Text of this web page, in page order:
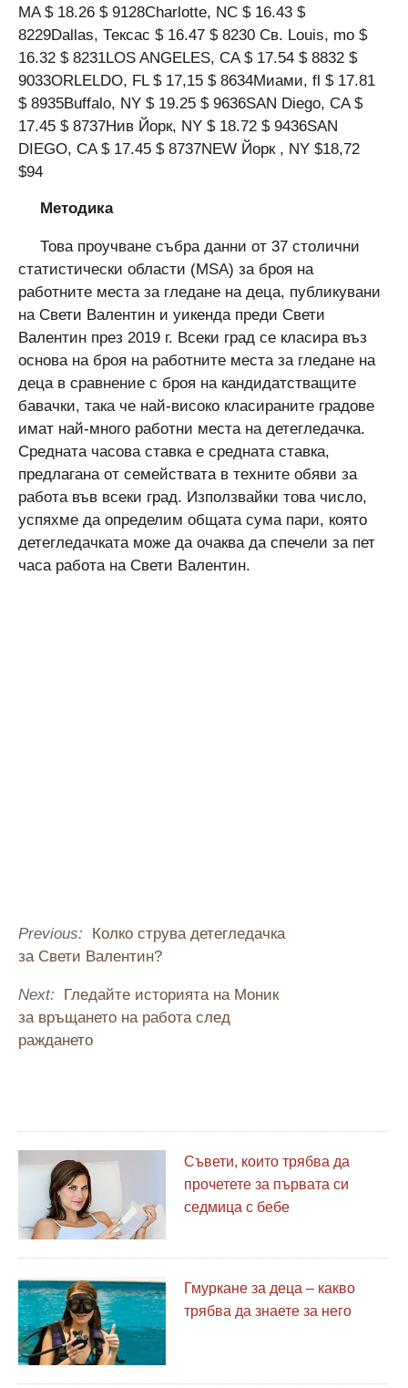
MA $ 18.26 $ 9128Charlotte, NC $ 16.43 $
8229Dallas, Тексас $ 16.47 $ 8230 Св. Louis, mo $
16.32 $ 8231LOS ANGELES, CA $ 17.54 $ 8832 $
9033ORLELDO, FL $ 17,15 $ 8634Миами, fl $ 17.81
$ 8935Buffalo, NY $ 19.25 $ 9636SAN Diego, CA $
17.45 $ 8737Нив Йорк, NY $ 18.72 $ 9436SAN
DIEGO, CA $ 17.45 $ 8737NEW Йорк , NY $18,72
$94
Методика
Това проучване събра данни от 37 столични
статистически области (MSA) за броя на
работните места за гледане на деца, публикувани
на Свети Валентин и уикенда преди Свети
Валентин през 2019 г. Всеки град се класира въз
основа на броя на работните места за гледане на
деца в сравнение с броя на кандидатстващите
бавачки, така че най-високо класираните градове
имат най-много работни места на детегледачка.
Средната часова ставка е средната ставка,
предлагана от семействата в техните обяви за
работа във всеки град. Използвайки това число,
успяхме да определим общата сума пари, която
детегледачката може да очаква да спечели за пет
часа работа на Свети Валентин.
Previous:
Колко струва детегледачка
за Свети Валентин?
Next:
Гледайте историята на Моник
за връщането на работа след
раждането
Съвети, които трябва да
прочетете за първата си
седмица с бебе
Гмуркане за деца – какво
трябва да знаете за него